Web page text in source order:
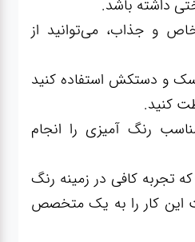
داشته باشد.
و جذاب، می‌توانید از
و دستکش استفاده کنید
کنید.
رنگ آمیزی را انجام
تجربه کافی در زمینه رنگ
این کار را به یک متخصص